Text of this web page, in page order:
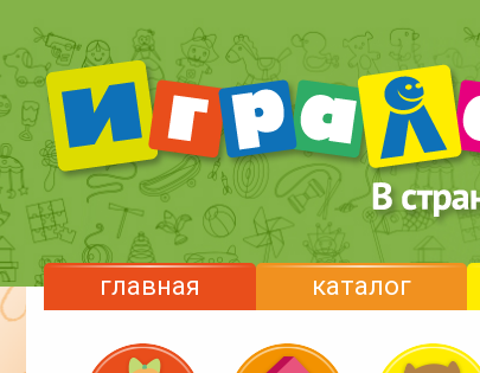
главная каталог